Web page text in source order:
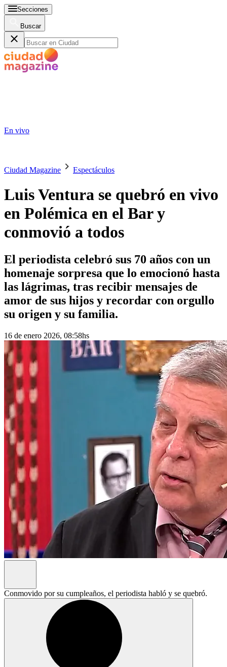
Secciones
Buscar
En vivo
Ciudad Magazine Espectáculos
Luis Ventura se quebró en vivo
en Polémica en el Bar y
conmovió a todos
El periodista celebró sus 70 años con un
homenaje sorpresa que lo emocionó hasta
las lágrimas, tras recibir mensajes de
amor de sus hijos y recordar con orgullo
su origen y su familia.
16 de enero 2026, 08:58hs
Conmovido por su cumpleaños, el periodista habló y se quebró.